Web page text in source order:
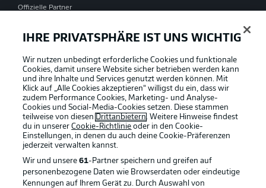
Offizielle Partner
IHRE PRIVATSPHÄRE IST UNS WICHTIG
Wir nutzen unbedingt erforderliche Cookies und funktionale
Cookies, damit unsere Website sicher betrieben werden kann
und ihre Inhalte und Services genutzt werden können. Mit
Klick auf „Alle Cookies akzeptieren“ willigst du ein, dass wir
zudem Performance Cookies, Marketing- und Analyse-
Cookies und Social-Media-Cookies setzen. Diese stammen
teilweise von diesen Drittanbietern. Weitere Hinweise findest
du in unsererCookie-Richtlinie oder in den Cookie-
Einstellungen, in denen du auch deine Cookie-Präferenzen
jederzeit verwalten kannst.
Wir und unsere61-Partner speichern und greifen auf
personenbezogene Daten wie Browserdaten oder eindeutige
Kennungen auf Ihrem Gerät zu. Durch Auswahl von